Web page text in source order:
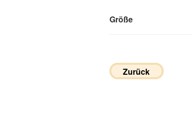
Größe
Zurück